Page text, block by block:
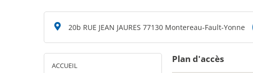
20b RUE JEAN JAURES 77130 Montereau-Fault-Yonne
ACCUEIL
Plan d'accès